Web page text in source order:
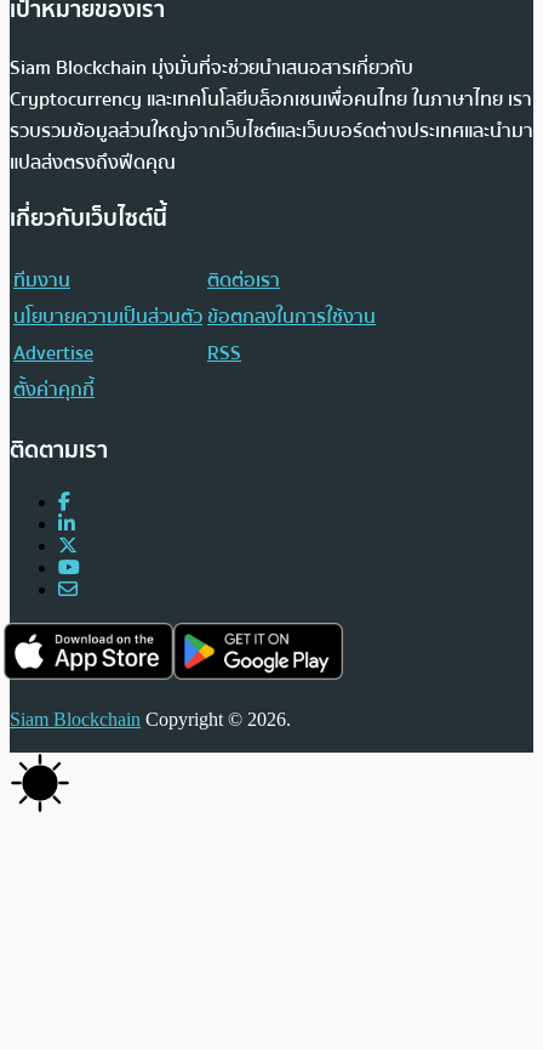
เป้าหมายของเรา
Siam Blockchain มุ่งมั่นที่จะช่วยนำเสนอสารเกี่ยวกับ
Cryptocurrency และเทคโนโลยีบล็อกเชนเพื่อคนไทย ในภาษาไทย เรา
รวบรวมข้อมูลส่วนใหญ่จากเว็บไซต์และเว็บบอร์ดต่างประเทศและนำมา
แปลส่งตรงถึงฟีดคุณ
เกี่ยวกับเว็บไซต์นี้
ทีมงาน
ติดต่อเรา
นโยบายความเป็นส่วนตัวข้อตกลงในการใช้งาน
Advertise
RSS
ตั้งค่าคุกกี้
ติดตามเรา
Siam Blockchain Copyright © 2026.